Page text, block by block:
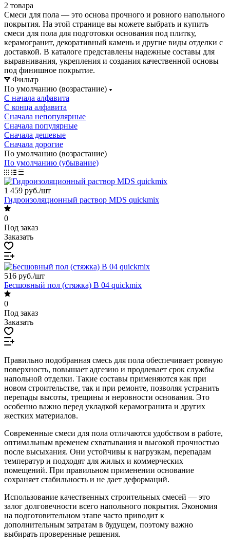
2 товара
Смеси для пола — это основа прочного и ровного напольного
покрытия. На этой странице вы можете выбрать и купить
смеси для пола для подготовки основания под плитку,
керамогранит, декоративный камень и другие виды отделки с
доставкой. В каталоге представлены надежные составы для
выравнивания, укрепления и создания качественной основы
под финишное покрытие.
Фильтр
По умолчанию (возрастание)
С начала алфавита
С конца алфавита
Сначала непопулярные
Сначала популярные
Сначала дешевые
Сначала дорогие
По умолчанию (возрастание)
По умолчанию (убывание)
1 459 руб./шт
Гидроизоляционный раствор MDS quickmix
0
Под заказ
Заказать
516 руб./шт
Бесшовный пол (стяжка) B 04 quickmix
0
Под заказ
Заказать
Правильно подобранная смесь для пола обеспечивает ровную
поверхность, повышает адгезию и продлевает срок службы
напольной отделки. Такие составы применяются как при
новом строительстве, так и при ремонте, позволяя устранить
перепады высоты, трещины и неровности основания. Это
особенно важно перед укладкой керамогранита и других
жестких материалов.
Современные смеси для пола отличаются удобством в работе,
оптимальным временем схватывания и высокой прочностью
после высыхания. Они устойчивы к нагрузкам, перепадам
температур и подходят для жилых и коммерческих
помещений. При правильном применении основание
сохраняет стабильность и не дает деформаций.
Использование качественных строительных смесей — это
залог долговечности всего напольного покрытия. Экономия
на подготовительном этапе часто приводит к
дополнительным затратам в будущем, поэтому важно
выбирать проверенные решения.